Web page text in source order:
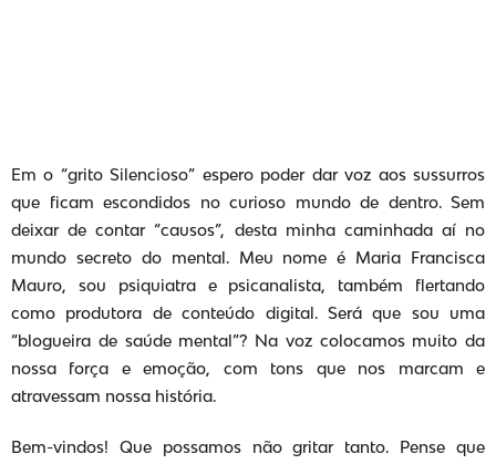
Em o “grito Silencioso” espero poder dar voz aos sussurros
que ficam escondidos no curioso mundo de dentro. Sem
deixar de contar “causos”, desta minha caminhada aí no
mundo secreto do mental. Meu nome é Maria Francisca
Mauro, sou psiquiatra e psicanalista, também flertando
como produtora de conteúdo digital. Será que sou uma
“blogueira de saúde mental”? Na voz colocamos muito da
nossa força e emoção, com tons que nos marcam e
atravessam nossa história.
Bem-vindos! Que possamos não gritar tanto. Pense que